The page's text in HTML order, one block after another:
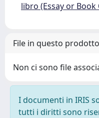
libro (Essay or Book
File in questo
Non ci sono file
I documenti in IRIS
tutti i diritti sono